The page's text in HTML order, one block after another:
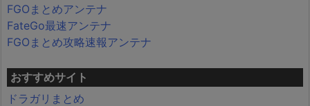
FGOまとめアンテナ
FateGo最速アンテナ
FGOまとめ攻略速報アンテナ
おすすめサイト
ドラガリまとめ